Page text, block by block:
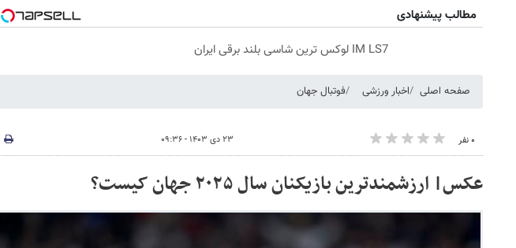
مطالب پیشنهادی
IM LS7 لوکس ترین شاسی بلند برقی ایران
صفحه اصلی اخبار ورزشی فوتبال جهان
۰ نفر ۲۳ دی ۱۴۰۳ - ۰۹:۳۶
عکس| ارزشمندترین بازیکنان سال ۲۰۲۵ جهان کیست؟